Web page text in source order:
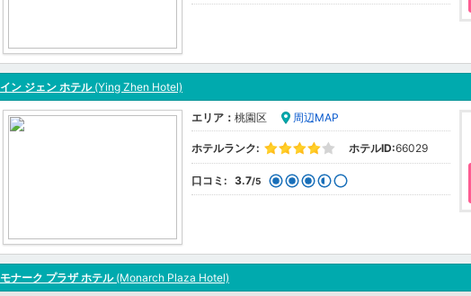
イン ジェン ホテル(Ying Zhen Hotel)
エリア： 桃園区 周辺MAP
ホテルランク: ホテルID:66029
口コミ: 3.7/5
モナーク プラザ ホテル(Monarch Plaza Hotel)